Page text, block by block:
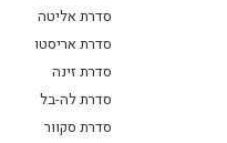
סדרת אליטה
סדרת אריסטו
סדרת זינה
סדרת לה-בל
סדרת סקוור